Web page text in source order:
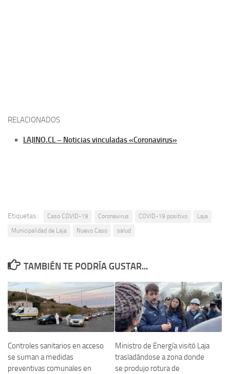
RELACIONADOS
LAJINO.CL – Noticias vinculadas «Coronavirus»
Etiquetas: Caso COVID-19 Coronavirus COVID-19 positivo
Laja
Municipalidad de Laja
Nuevo Caso salud
TAMBIÉN TE PODRÍA GUSTAR...
Controles sanitarios en acceso
se suman a medidas
preventivas comunales en
Ministro de Energía visitó Laja
trasladándose a zona donde
se produjo rotura de